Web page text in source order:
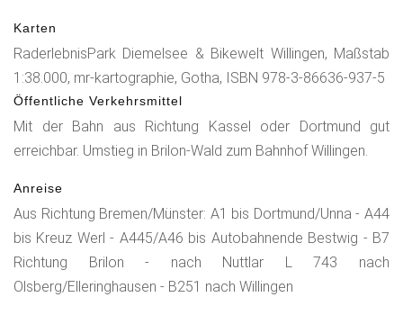
Karten
RaderlebnisPark Diemelsee & Bikewelt Willingen, Maßstab
1:38.000, mr-kartographie, Gotha, ISBN 978-3-86636-937-5
Öffentliche Verkehrsmittel
Mit der Bahn aus Richtung Kassel oder Dortmund gut
erreichbar. Umstieg in Brilon-Wald zum Bahnhof Willingen.
Anreise
Aus Richtung Bremen/Münster: A1 bis Dortmund/Unna - A44
bis Kreuz Werl - A445/A46 bis Autobahnende Bestwig - B7
Richtung Brilon - nach Nuttlar L 743 nach
Olsberg/Elleringhausen - B251 nach Willingen